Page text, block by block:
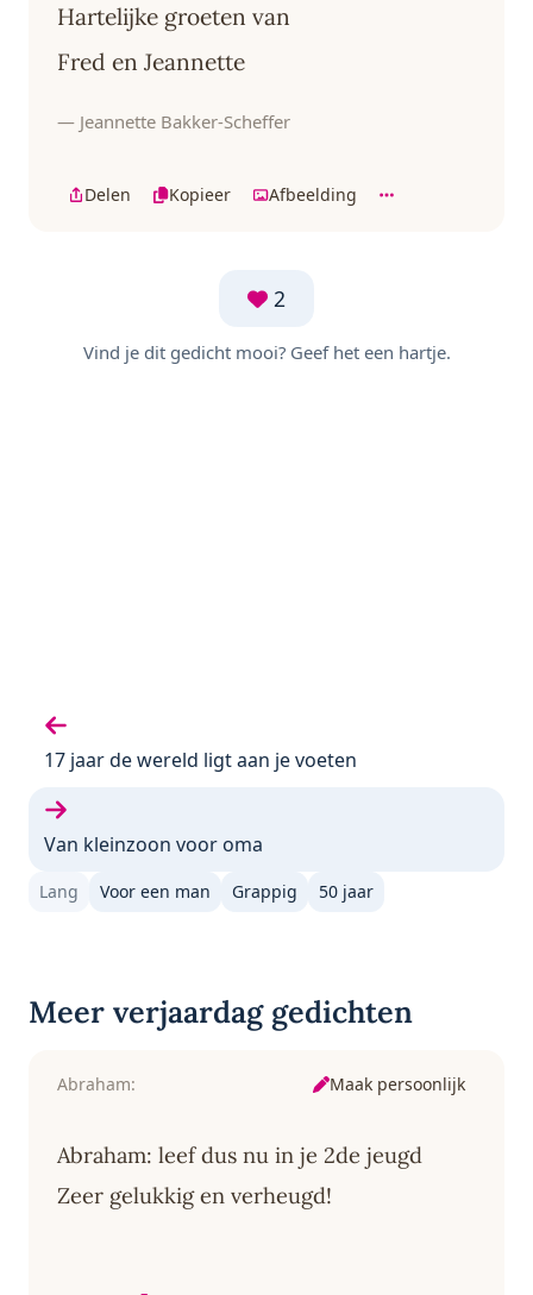
Hartelijke groeten van
Fred en Jeannette
— Jeannette Bakker-Scheffer
Delen Kopieer Afbeelding
2
Vind je dit gedicht mooi? Geef het een hartje.
Vorige gedicht:
17 jaar de wereld ligt aan je voeten
Volgende gedicht:
Van kleinzoon voor oma
Lang Voor een man Grappig 50 jaar
Meer verjaardag gedichten
Abraham: Maak persoonlijk
Abraham: leef dus nu in je 2de jeugd
Zeer gelukkig en verheugd!